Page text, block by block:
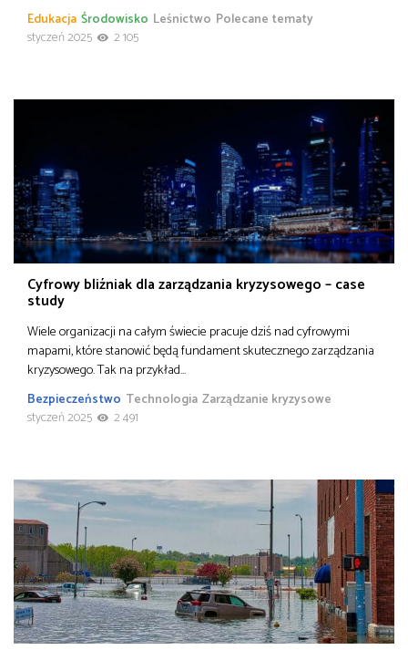
Edukacja Leśnictwo Polecane tematy
Środowisko
styczeń 2025
2 105
Cyfrowy bliźniak dla zarządzania kryzysowego – case
study
Wiele organizacji na całym świecie pracuje dziś nad cyfrowymi
mapami, które stanowić będą fundament skutecznego zarządzania
kryzysowego. Tak na przykład…
Bezpieczeństwo Technologia Zarządzanie kryzysowe
styczeń 2025
2 491